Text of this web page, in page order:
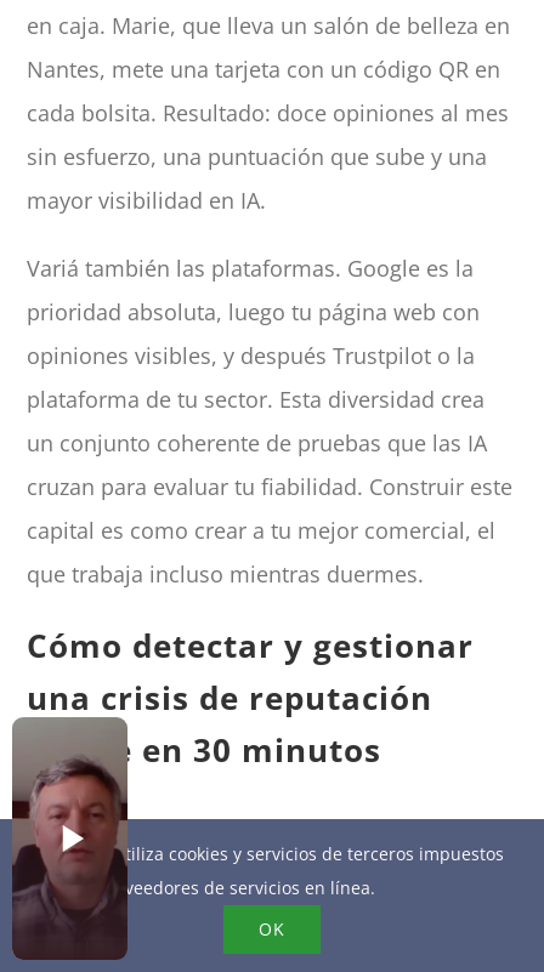
en caja. Marie, que lleva un salón de belleza en
Nantes, mete una tarjeta con un código QR en
cada bolsita. Resultado: doce opiniones al mes
sin esfuerzo, una puntuación que sube y una
mayor visibilidad en IA.
Variá también las plataformas. Google es la
prioridad absoluta, luego tu página web con
opiniones visibles, y después Trustpilot o la
plataforma de tu sector. Esta diversidad crea
un conjunto coherente de pruebas que las IA
cruzan para evaluar tu fiabilidad. Construir este
capital es como crear a tu mejor comercial, el
que trabaja incluso mientras duermes.
Cómo detectar y gestionar
una crisis de reputación
online en 30 minutos
Una crisis se detecta a través de las
débiles que revela tu lista de comprobación
mensual: caída brusca de la puntuación,
aumento repentino de opiniones negativas,
Este sitio utiliza cookies y servicios de terceros impuestos
por los proveedores de servicios en línea.
OK